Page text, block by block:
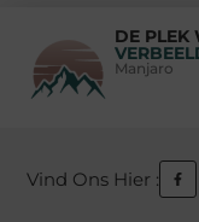
DE PLEK
Manjaro
Vind Ons Hier :